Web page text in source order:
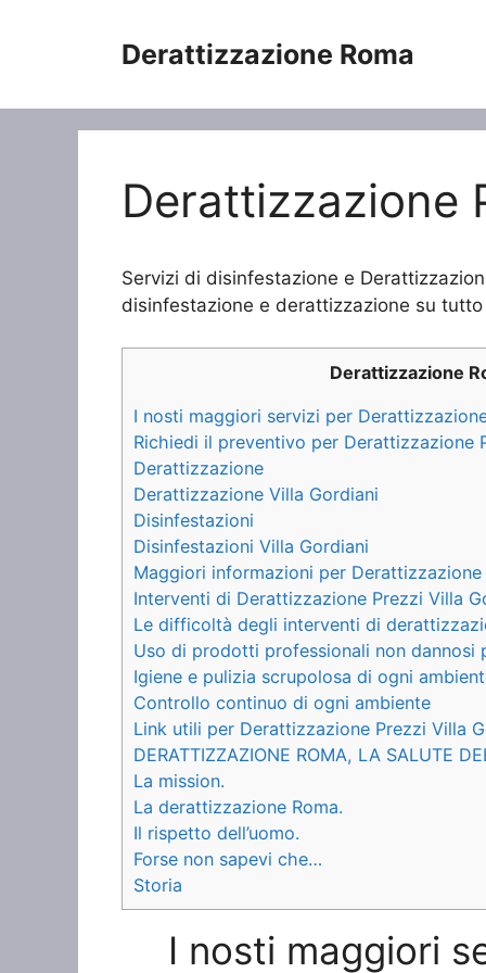
Derattizzazione Roma
Derattizzazione
Servizi di disinfestazione e
disinfestazione e derattizzazione su
Derattizzazione
I nosti maggiori servizi per
Richiedi il preventivo per Derattizzazione
Derattizzazione
Derattizzazione Villa Gordiani
Disinfestazioni
Disinfestazioni Villa Gordiani
Maggiori informazioni per
Interventi di Derattizzazione Prezzi Villa
Le difficoltà degli interventi di
Uso di prodotti professionali non dannosi
Igiene e pulizia scrupolosa di ogni
Controllo continuo di ogni ambiente
Link utili per Derattizzazione Prezzi Villa
DERATTIZZAZIONE ROMA, LA SALUTE
La mission.
La derattizzazione Roma.
Il rispetto dell’uomo.
Forse non sapevi che…
Storia
I nosti maggiori